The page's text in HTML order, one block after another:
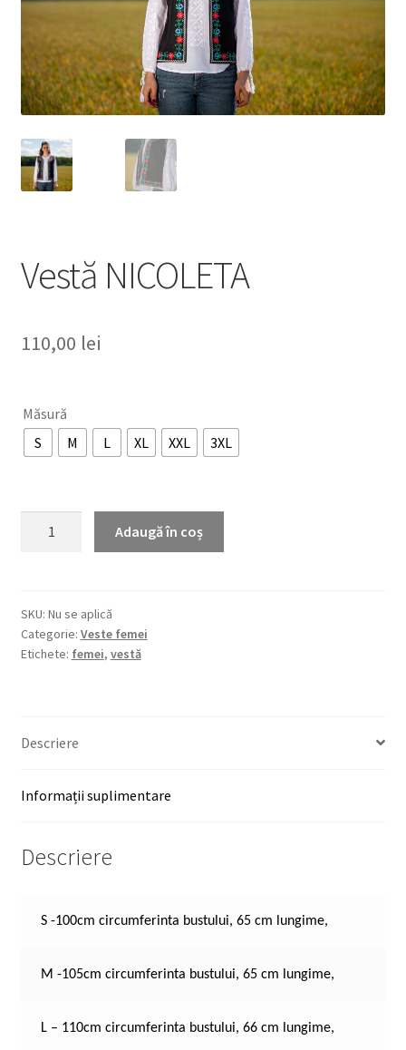
Vestă NICOLETA
110,00 lei
Măsură
S
M L XL XXL 3XL
Adaugă în coș
SKU: Nu se aplică
Categorie: Veste femei
Etichete: femei, vestă
Descriere
Informații suplimentare
Descriere
S -100cm circumferinta bustului, 65 cm lungime,
M -105cm circumferinta bustului, 65 cm lungime,
L – 110cm circumferinta bustului, 66 cm lungime,